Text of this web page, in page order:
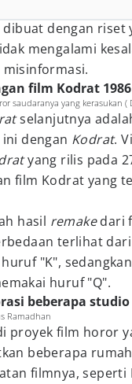
dengan riset
mengalami
film Kodrat 1986
saudaranya yang kerasukan (
selanjutnya
dengan Kodrat.
yang rilis pada
film Kodrat yang
hasil remakedari
terlihat
"K",
huruf "Q".
beberapa
Ramadhan
proyek film horor
beberapa
filmnya, seperti